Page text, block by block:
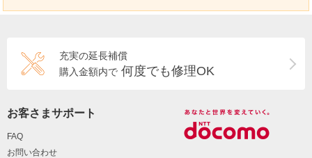
充実の延長補償
購入金額内で 何度でも修理OK
お客さまサポート
FAQ
お問い合わせ